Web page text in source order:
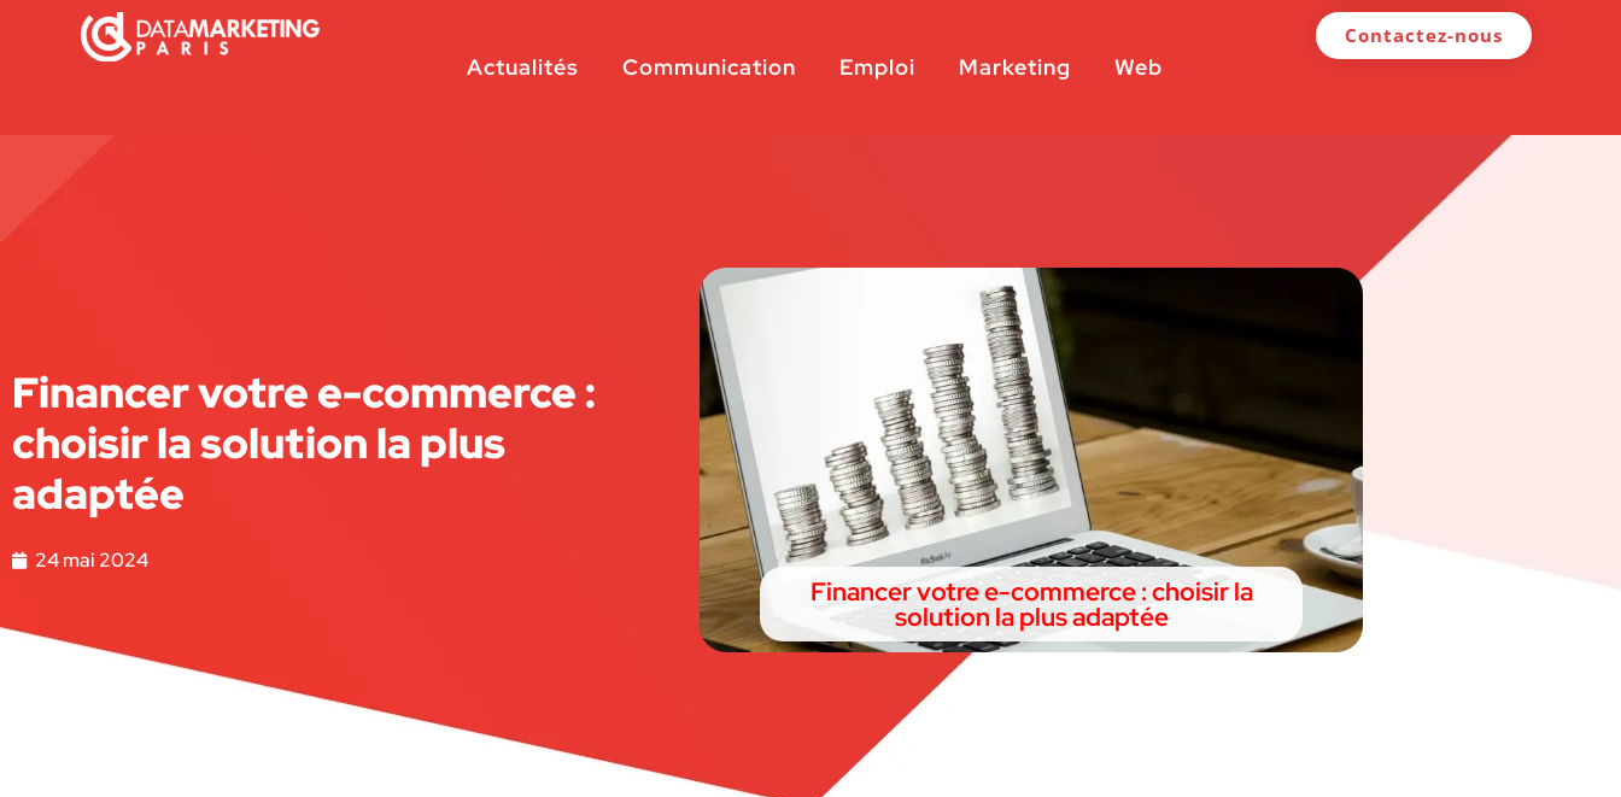
Actualités Communication Emploi Marketing Web
Contactez-nous
Financer votre e-commerce :
choisir la solution la plus
adaptée
24 mai 2024
Financer votre e-commerce : choisir la
solution la plus adaptée